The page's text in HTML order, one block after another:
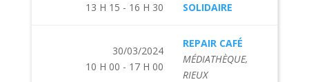
13 H 15 - 16 H 30
SOLIDAIRE
30/03/2024
10 H 00 - 17 H 00
REPAIR CAFÉ
MÉDIATHÈQUE,
RIEUX